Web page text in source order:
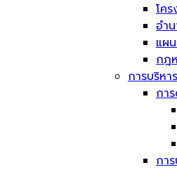
โค
อำ
แผ
กฎ
การบริหา
กา
กา